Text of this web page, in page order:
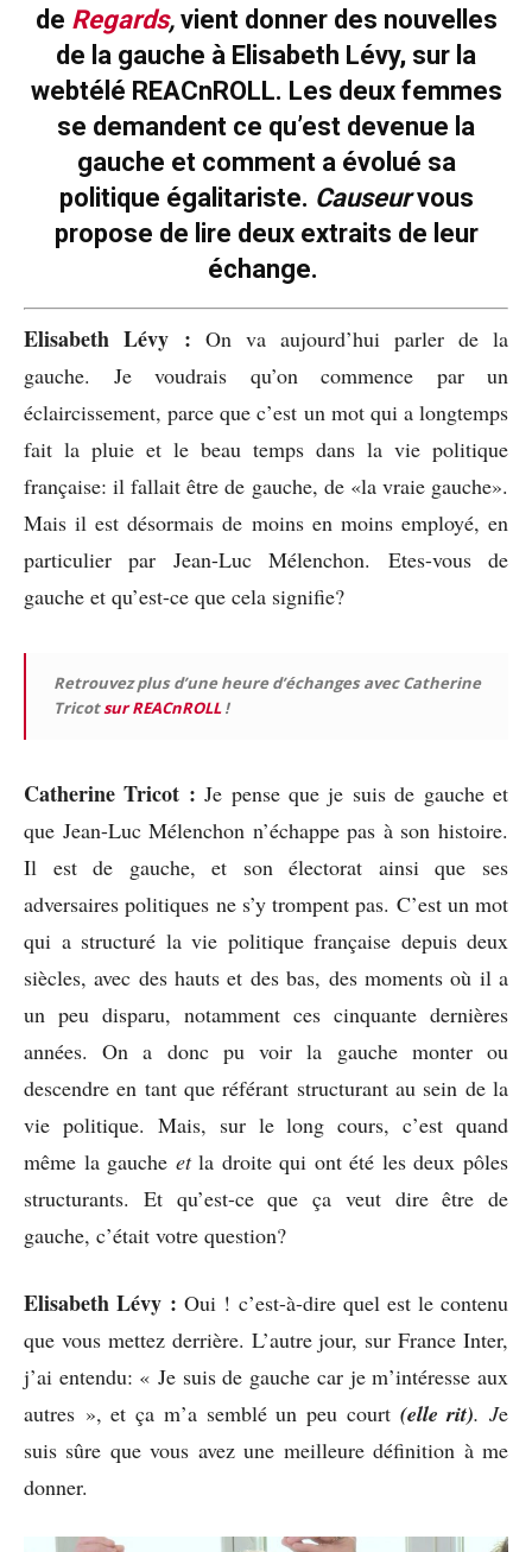
de Regards,vient donner des nouvelles
de la gauche à Elisabeth Lévy, sur la
webtélé REACnROLL. Les deux femmes
se demandent ce qu’est devenue la
gauche et comment a évolué sa
politique égalitariste. Causeurvous
propose de lire deux extraits de leur
échange.
Elisabeth Lévy : On va aujourd’hui parler de la
gauche. Je voudrais qu’on commence par un
éclaircissement, parce que c’est un mot qui a longtemps
fait la pluie et le beau temps dans la vie politique
française: il fallait être de gauche, de «la vraie gauche».
Mais il est désormais de moins en moins employé, en
particulier par Jean-Luc Mélenchon. Etes-vous de
gauche et qu’est-ce que cela signifie?
Retrouvez plus d’une heure d’échanges avec Catherine
Tricotsur REACnROLL!
Catherine Tricot :Je pense que je suis de gauche et
que Jean-Luc Mélenchon n’échappe pas à son histoire.
Il est de gauche, et son électorat ainsi que ses
adversaires politiques ne s’y trompent pas. C’est un mot
qui a structuré la vie politique française depuis deux
siècles, avec des hauts et des bas, des moments où il a
un peu disparu, notamment ces cinquante dernières
années. On a donc pu voir la gauche monter ou
descendre en tant que référant structurant au sein de la
vie politique. Mais, sur le long cours, c’est quand
même la gauche etla droite qui ont été les deux pôles
structurants. Et qu’est-ce que ça veut dire être de
gauche, c’était votre question?
Elisabeth Lévy : Oui ! c’est-à-dire quel est le contenu
que vous mettez derrière. L’autre jour, sur France Inter,
j’ai entendu: « Je suis de gauche car je m’intéresse aux
autres », et ça m’a semblé un peu court (elle rit).Je
suis sûre que vous avez une meilleure définition à me
donner.